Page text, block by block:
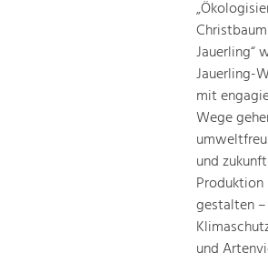
Steigerung regionaler Wertschöpfung
Jauerling“
Jauerling-
mit
Wege
und
gestalten
und